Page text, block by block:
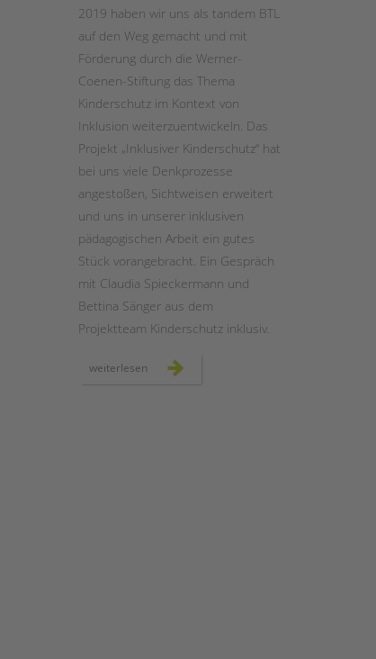
2019 haben wir uns als tandem BTL
auf den Weg gemacht und mit
Förderung durch die Werner-
Coenen-Stiftung das Thema
Kinderschutz im Kontext von
Inklusion weiterzuentwickeln. Das
Projekt „Inklusiver Kinderschutz“ hat
bei uns viele Denkprozesse
angestoßen, Sichtweisen erweitert
und uns in unserer inklusiven
pädagogischen Arbeit ein gutes
Stück vorangebracht. Ein Gespräch
mit Claudia Spieckermann und
Bettina Sänger aus dem
Projektteam Kinderschutz inklusiv.
weiterlesen zwei